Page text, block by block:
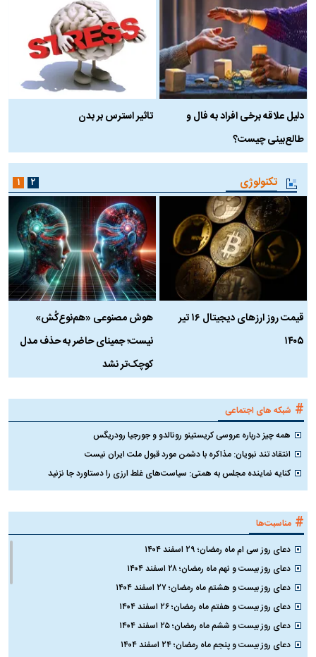
دلیل علاقه برخی افراد به فال و
طالع‌بینی چیست؟
تاثیر استرس بر بدن
تکنولوژی
قیمت روز ارز‌های دیجیتال ۱۶ تیر
۱۴۰۵
هوش مصنوعی «هم‌نوع‌کُش»
نیست؛ جمینای حاضر به حذف مدل
کوچک‌تر نشد
۱ ۲
# شبکه های اجتماعی
همه چیز درباره عروسی کریستینو رونالدو و جورجیا رودریگس
انتقاد تند نبویان: مذاکره با دشمن مورد قبول ملت ایران نیست
کنایه نماینده مجلس به همتی: سیاست‌های غلط ارزی را دستاورد جا نزنید
# مناسبت‌ها
دعای روز سی ام ماه رمضان؛ ۲۹ اسفند ۱۴۰۴
دعای روز بیست و نهم ماه رمضان؛ ۲۸ اسفند ۱۴۰۴
دعای روز بیست و هشتم ماه رمضان؛ ۲۷ اسفند ۱۴۰۴
دعای روز بیست و هفتم ماه رمضان؛ ۲۶ اسفند ۱۴۰۴
دعای روز بیست و ششم ماه رمضان؛ ۲۵ اسفند ۱۴۰۴
دعای روز بیست و پنجم ماه رمضان؛ ۲۴ اسفند ۱۴۰۴